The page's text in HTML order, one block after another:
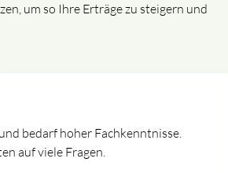
um so Ihre Erträge zu steigern und
bedarf hoher Fachkenntnisse.
auf viele Fragen.